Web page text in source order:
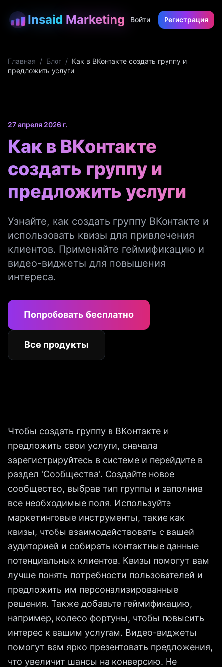
Insaid Marketing Войти Регистрация
Главная / Блог / Как в ВКонтакте создать группу и
предложить услуги
27 апреля 2026 г.
Как в ВКонтакте
создать группу и
предложить услуги
Узнайте, как создать группу ВКонтакте и
использовать квизы для привлечения
клиентов. Применяйте геймификацию и
видео-виджеты для повышения
интереса.
Попробовать бесплатно
Все продукты
Чтобы создать группу в ВКонтакте и
предложить свои услуги, сначала
зарегистрируйтесь в системе и перейдите в
раздел 'Сообщества'. Создайте новое
сообщество, выбрав тип группы и заполнив
все необходимые поля. Используйте
маркетинговые инструменты, такие как
квизы, чтобы взаимодействовать с вашей
аудиторией и собирать контактные данные
потенциальных клиентов. Квизы помогут вам
лучше понять потребности пользователей и
предложить им персонализированные
решения. Также добавьте геймификацию,
например, колесо фортуны, чтобы повысить
интерес к вашим услугам. Видео-виджеты
помогут вам ярко презентовать предложения,
что увеличит шансы на конверсию. Не